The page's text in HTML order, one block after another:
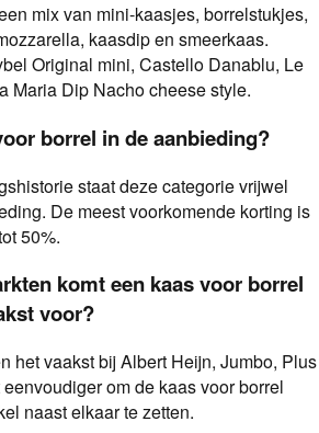
mix van mini-kaasjes, borrelstukjes,
kaasdip en smeerkaas.
Original mini, Castello Danablu, Le
Maria Dip Nacho cheese style.
borrel in de aanbieding?
staat deze categorie vrijwel
De meest voorkomende korting is
50%.
komt een kaas voor borrel
voor?
het vaakst bij Albert Heijn, Jumbo, Plus
om de kaas voor borrel
naast elkaar te zetten.